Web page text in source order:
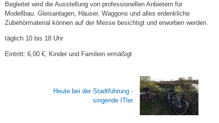
Begleitet wird die Ausstellung von professionellen Anbietern für
Modellbau. Gleisanlagen, Häuser, Waggons und alles erdenkliche
Zubehörmaterial können auf der Messe besichtigt und erworben werden.
täglich 10 bis 18 Uhr
Eintritt: 6,00 €, Kinder und Familein ermäßigt
Heute bei der Stadtführung -
singende ITler